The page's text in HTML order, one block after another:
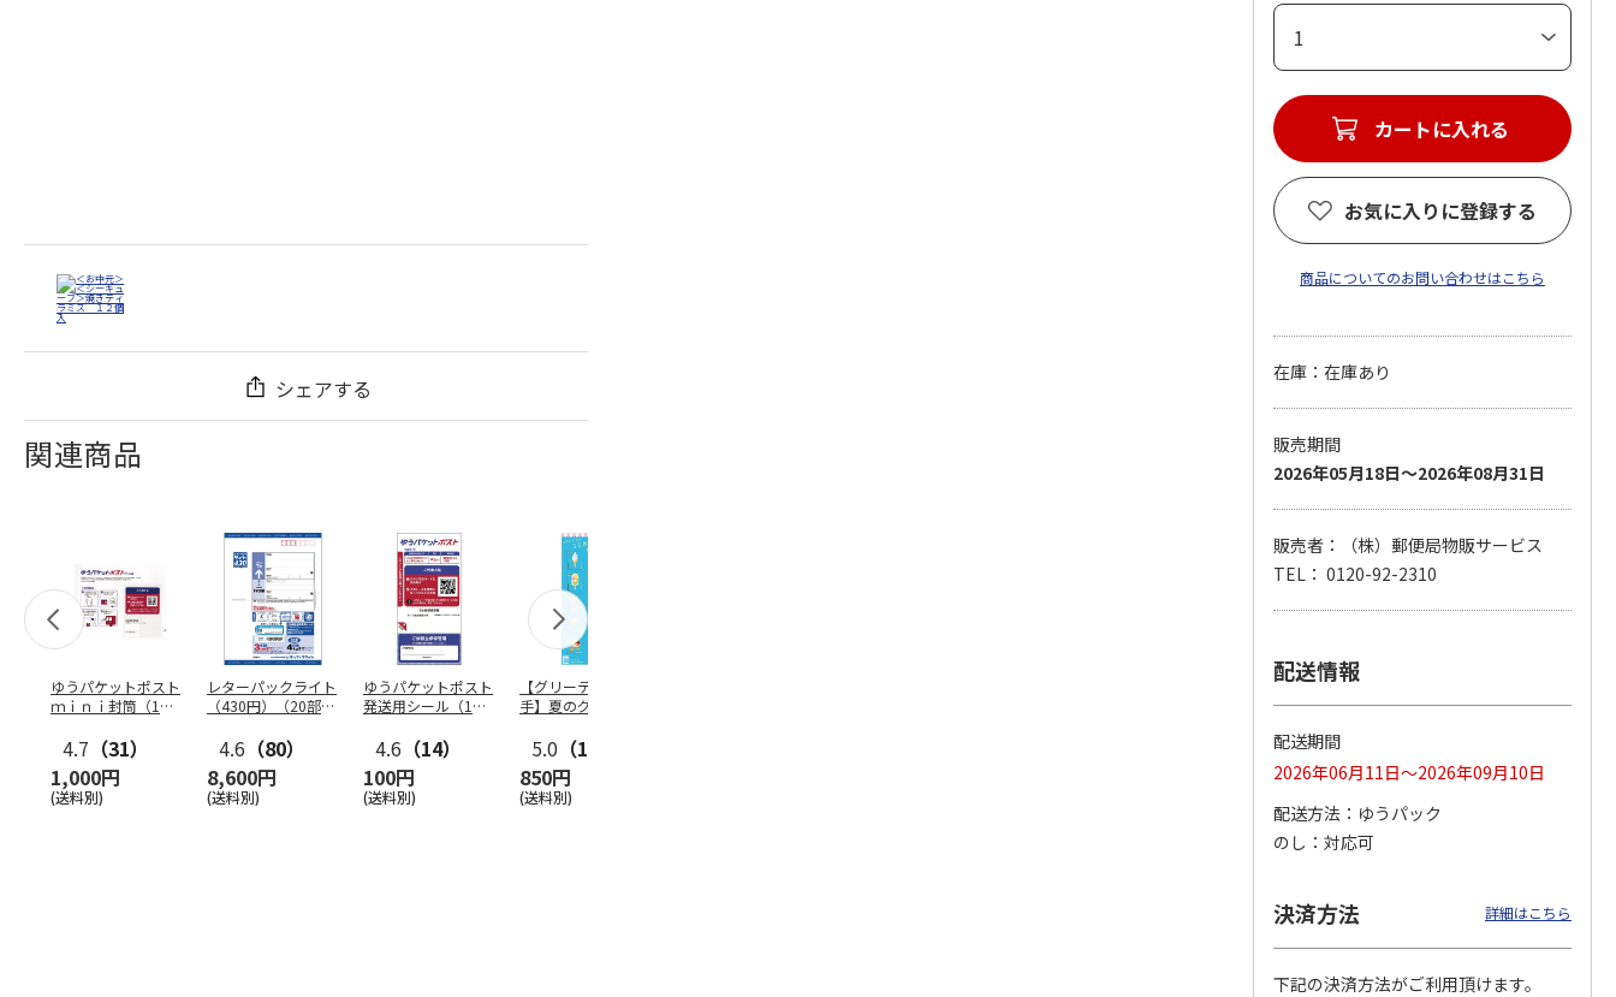
シェアする
関連商品
ゆうパケットポスト
ｍｉｎｉ封筒（1個
4.7 （31）
1,000円
(送料別)
レターパックライト
（430円）（20部セ
4.6 （80）
8,600円
(送料別)
ゆうパケットポスト
発送用シール（1個
4.6 （14）
100円
(送料別)
【グリーティング切
手】夏のグリーティ
5.0 （10）
850円
(送料別)
手】ハッピーグリー
【グリーティング切
手】グリーティング
円…
4.8（11）
5,500円
通切手・千鳥（1シ
11,000円
カートに入れる
お気に入りに登録する
商品についてのお問い合わせはこちら
在庫：在庫あり
販売期間
2026年05月18日～2026年08月31日
販売者：（株）郵便局物販サービス
TEL： 0120-92-2310
配送情報
配送期間
2026年06月11日～2026年09月10日
配送方法
ゆうパック
のし
対応可
決済方法 詳細はこちら
下記の決済方法がご利用頂けます。